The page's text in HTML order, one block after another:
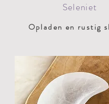
Seleniet
Opladen en rustig